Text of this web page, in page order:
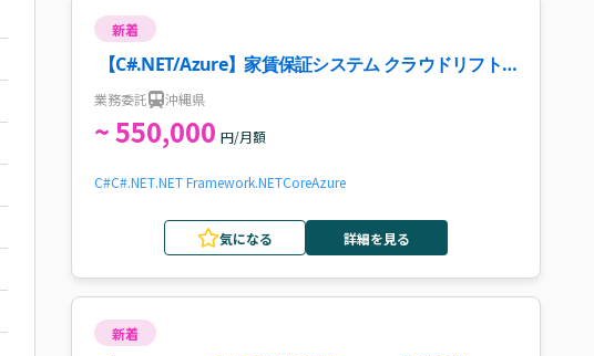
新着
【C#.NET/Azure】家賃保証システム クラウドリフト
案件
業務委託 沖縄県
~ 550,000 円/月額
C#C#.NET.NET Framework.NETCoreAzure
気になる 詳細を見る
新着